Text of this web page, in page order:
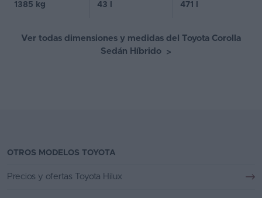
1385 kg 43 l 471 l
Ver todas dimensiones y medidas del Toyota Corolla
Sedán Híbrido >
OTROS MODELOS TOYOTA
Precios y ofertas Toyota Hilux